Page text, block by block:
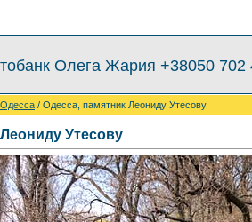
Олега Жария +38050
Одесса / Одесса, памятник Леониду Утесову
Утесову